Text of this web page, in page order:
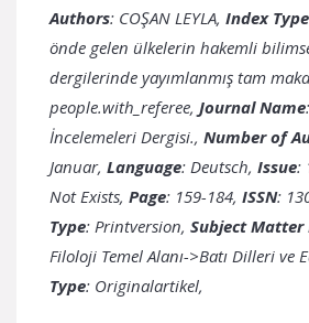
Authors: COŞAN LEYLA, Index Type
önde gelen ülkelerin hakemli
dergilerinde yayımlanmış tam
people.with_referee, Journal Name
İncelemeleri Dergisi., Number of
Januar, Language: Deutsch, Issue:
Not Exists, Page: 159-184, ISSN:
Type: Printversion, Subject Matter
Filoloji Temel Alanı->Batı Dilleri ve
Type: Originalartikel,